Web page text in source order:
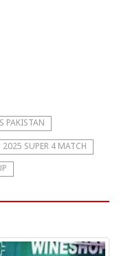
PAKISTAN
SUPER 4 MATCH